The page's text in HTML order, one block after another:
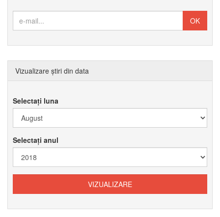
Vizualizare știri din data
Selectați luna
Selectați anul